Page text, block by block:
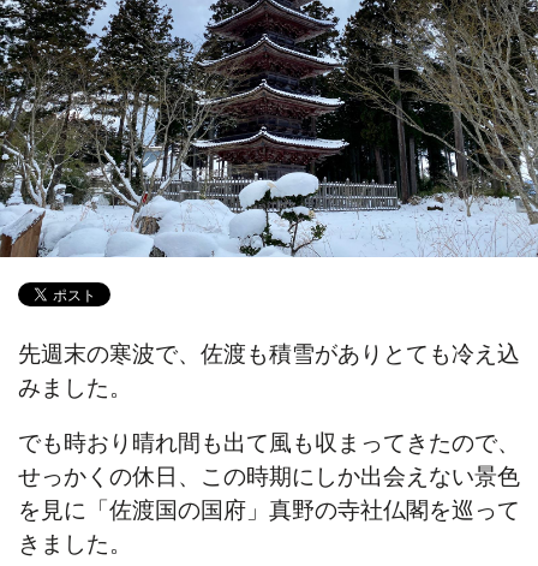
先週末の寒波で、佐渡も積雪がありとても冷え込
みました。
でも時おり晴れ間も出て風も収まってきたので、
せっかくの休日、この時期にしか出会えない景色
を見に「佐渡国の国府」真野の寺社仏閣を巡って
きました。